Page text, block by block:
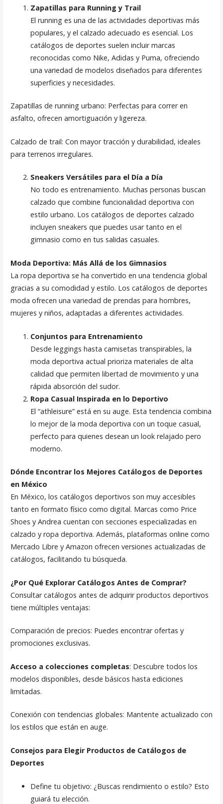
Zapatillas para Running y Trail
El running es una de las actividades deportivas más
populares, y el calzado adecuado es esencial. Los
catálogos de deportes suelen incluir marcas
reconocidas como Nike, Adidas y Puma, ofreciendo
una variedad de modelos diseñados para diferentes
superficies y necesidades.
Zapatillas de running urbano: Perfectas para correr en
asfalto, ofrecen amortiguación y ligereza.
Calzado de trail: Con mayor tracción y durabilidad, ideales
para terrenos irregulares.
Sneakers Versátiles para el Día a Día
No todo es entrenamiento. Muchas personas buscan
calzado que combine funcionalidad deportiva con
estilo urbano. Los catálogos de deportes calzado
incluyen sneakers que puedes usar tanto en el
gimnasio como en tus salidas casuales.
Moda Deportiva: Más Allá de los Gimnasios
La ropa deportiva se ha convertido en una tendencia global
gracias a su comodidad y estilo. Los catálogos de deportes
moda ofrecen una variedad de prendas para hombres,
mujeres y niños, adaptadas a diferentes actividades.
Conjuntos para Entrenamiento
Desde leggings hasta camisetas transpirables, la
moda deportiva actual prioriza materiales de alta
calidad que permiten libertad de movimiento y una
rápida absorción del sudor.
Ropa Casual Inspirada en lo Deportivo
El “athleisure” está en su auge. Esta tendencia combina
lo mejor de la moda deportiva con un toque casual,
perfecto para quienes desean un look relajado pero
moderno.
Dónde Encontrar los Mejores Catálogos de Deportes
en México
En México, los catálogos deportivos son muy accesibles
tanto en formato físico como digital. Marcas como Price
Shoes y Andrea cuentan con secciones especializadas en
calzado y ropa deportiva. Además, plataformas online como
Mercado Libre y Amazon ofrecen versiones actualizadas de
catálogos, facilitando tu búsqueda.
¿Por Qué Explorar Catálogos Antes de Comprar?
Consultar catálogos antes de adquirir productos deportivos
tiene múltiples ventajas:
Comparación de precios: Puedes encontrar ofertas y
promociones exclusivas.
Acceso a colecciones completas: Descubre todos los
modelos disponibles, desde básicos hasta ediciones
limitadas.
Conexión con tendencias globales: Mantente actualizado con
los estilos que están en auge.
Consejos para Elegir Productos de Catálogos de
Deportes
Define tu objetivo: ¿Buscas rendimiento o estilo? Esto
guiará tu elección.